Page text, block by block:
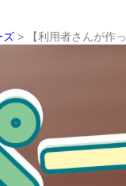
ズ > 【利用者さんが作